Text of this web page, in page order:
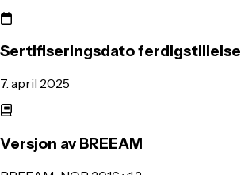
Sertifiseringsdato ferdigstillelse
7. april 2025
Versjon av BREEAM